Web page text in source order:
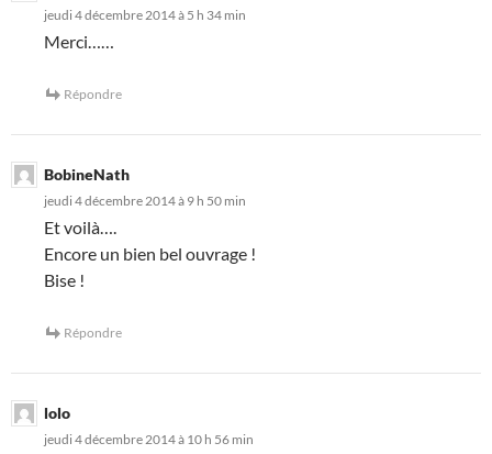
jeudi 4 décembre 2014 à 5 h 34 min
Merci……
Répondre
BobineNath
jeudi 4 décembre 2014 à 9 h 50 min
Et voilà….
Encore un bien bel ouvrage !
Bise !
Répondre
lolo
jeudi 4 décembre 2014 à 10 h 56 min